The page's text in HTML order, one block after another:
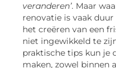
veranderen’. Maar
renovatie is vaak
het creëren van een
niet ingewikkeld te
praktische tips kun je
maken, zowel binnen